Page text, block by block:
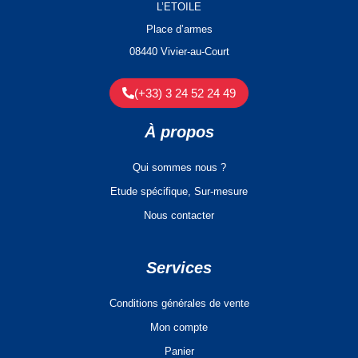
L’ETOILE
Place d’armes
08440 Vivier-au-Court
(+33) 3 24 52 24 49
À propos
Qui sommes nous ?
Etude spécifique, Sur-mesure
Nous contacter
Services
Conditions générales de vente
Mon compte
Panier